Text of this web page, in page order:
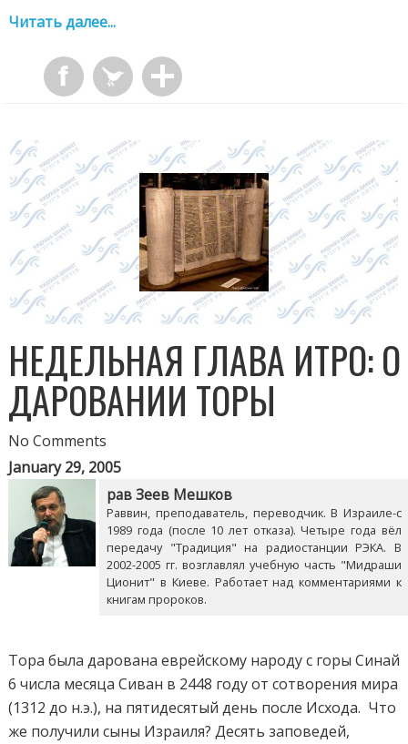
Читать далее...
НЕДЕЛЬНАЯ ГЛАВА ИТРО: О
ДАРОВАНИИ ТОРЫ
No Comments
January 29, 2005
рав Зеев Мешков
Раввин, преподаватель, переводчик. В Израиле-с
1989 года (после 10 лет отказа). Четыре года вёл
передачу "Традиция" на радиостанции РЭКА. В
2002-2005 гг. возглавлял учебную часть "Мидраши
Ционит" в Киеве. Работает над комментариями к
книгам пророков.
Тора была дарована еврейскому народу с горы Синай
6 числа месяца Сиван в 2448 году от сотворения мира
(1312 до н.э.), на пятидесятый день после Исхода. Что
же получили сыны Израиля? Десять заповедей,